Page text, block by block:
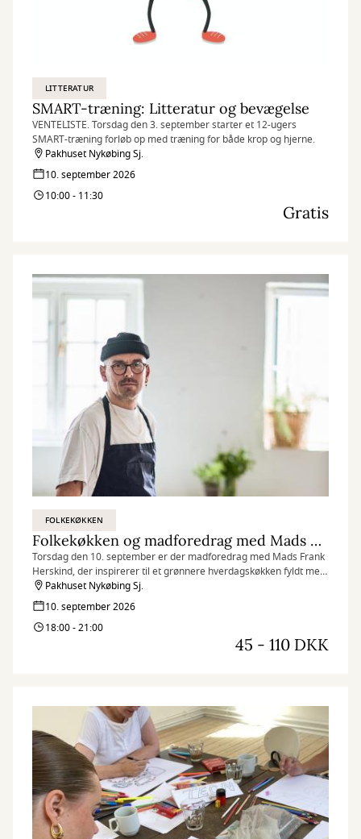
LITTERATUR
SMART-træning: Litteratur og bevægelse
VENTELISTE. Torsdag den 3. september starter et 12-ugers
SMART-træning forløb op med træning for både krop og hjerne.
Pakhuset Nykøbing Sj.
10. september 2026
10:00 - 11:30
Gratis
FOLKEKØKKEN
Folkekøkken og madforedrag med Mads Herskin
Torsdag den 10. september er der madforedrag med Mads Frank
Herskind, der inspirerer til et grønnere hverdagskøkken fyldt med
smag og gode idéer.
Pakhuset Nykøbing Sj.
10. september 2026
18:00 - 21:00
45 - 110 DKK